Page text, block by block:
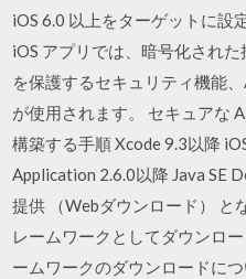
iOS 6.0 以上をターゲットに設
iOS アプリでは、暗号化され
を保護するセキュリティ機能
が使用されます。 セキュアな
構築する手順 Xcode 9.3以降
Application 2.6.0以降 Java SE
提供 （Webダウンロード） と
レームワークとしてダウンロ
ームワークのダウンロードに